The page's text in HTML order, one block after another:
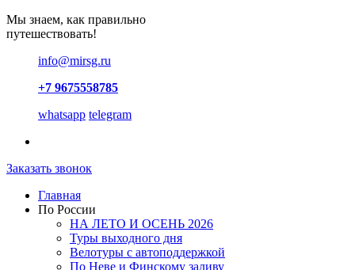
Мы знаем, как правильно
путешествовать!
info@mirsg.ru
+7 9675558785
whatsapp telegram
Заказать звонок
Главная
По России
НА ЛЕТО И ОСЕНЬ 2026
Туры выходного дня
Велотуры с автоподдержкой
По Неве и Финскому заливу